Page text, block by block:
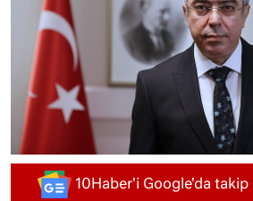
10Haber'i Google'da takip